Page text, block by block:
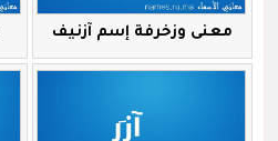
معنى وزخرفة إسم آزنيف